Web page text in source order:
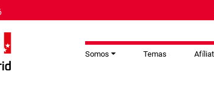
Somos Temas